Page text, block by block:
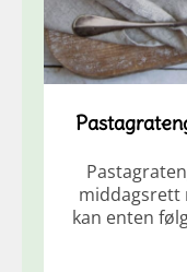
middagsrett
kan enten